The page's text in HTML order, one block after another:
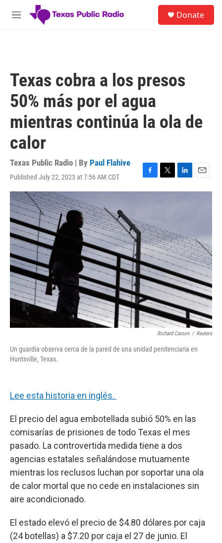
Skip to main content
M
Donate
Texas cobra a los presos
50% más por el agua
mientras continúa la ola de
calor
Texas Public Radio | By Paul Flahive
Published July 22, 2023 at 7:56 AM CDT
F
a
o
o
k
T
w
e
r
L
i
I
n
E
m
Richard Carson / Reuters
Un guardia observa cerca de la pared de una unidad penitenciaria en
Huntsville, Texas.
Lee esta historia en inglés.
El precio del agua embotellada subió 50% en las
comisarías de prisiones de todo Texas el mes
pasado. La controvertida medida tiene a dos
agencias estatales señalándose mutuamente
mientras los reclusos luchan por soportar una ola
de calor mortal que no cede en instalaciones sin
aire acondicionado.
El estado elevó el precio de $4.80 dólares por caja
(24 botellas) a $7.20 por caja el 27 de junio. El